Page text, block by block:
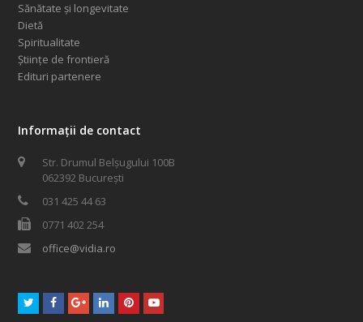
Sănătate și longevitate
Dietă
Spiritualitate
Științe de frontieră
Edituri partenere
Informații de contact
Str. Drumul Belșugului 100B
062392 București
031 425 44 63
0771 402 254
office@vidia.ro
TwitterFacebookGooglePlus
LinkedInPinterestYoutube